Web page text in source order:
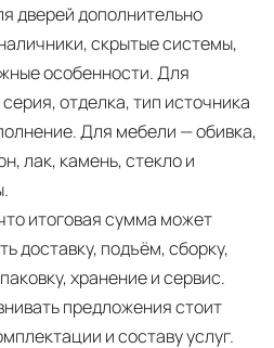
дверей дополнительно
скрытые системы,
особенности. Для
отделка, тип источника
Для мебели — обивка,
лак, камень, стекло и
итоговая сумма может
доставку, подъём, сборку,
хранение и сервис.
предложения стоит
и составу услуг.